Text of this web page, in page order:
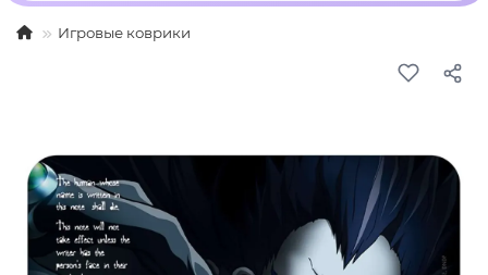
Игровые коврики